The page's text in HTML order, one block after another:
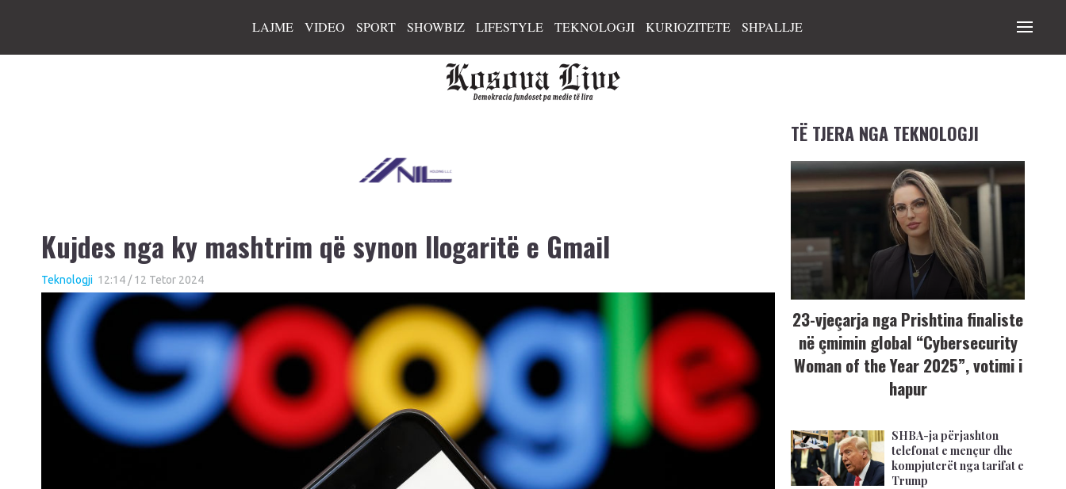
LAJME VIDEO SPORT SHOWBIZ LIFESTYLE TEKNOLOGJI KURIOZITETE SHPALLJE
Kujdes nga ky mashtrim që synon llogaritë e Gmail
Teknologji 12:14 / 12 Tetor 2024
TË TJERA NGA TEKNOLOGJI
23-vjeçarja nga Prishtina finaliste
në çmimin global “Cybersecurity
Woman of the Year 2025”, votimi i
hapur
SHBA-ja përjashton
telefonat e mençur dhe
kompjuterët nga tarifat e
Trump